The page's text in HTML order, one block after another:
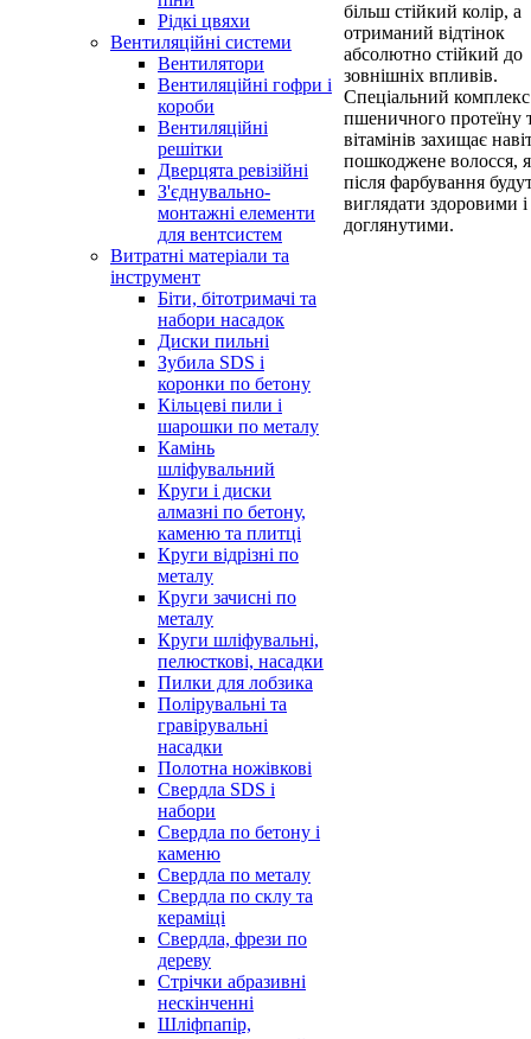
Рідкі цвяхи
Вентиляційні системи
Вентилятори
Вентиляційні гофри і
короби
Вентиляційні
решітки
Дверцята ревізійні
З'єднувально-
монтажні елементи
для вентсистем
Витратні матеріали та
інструмент
Біти, бітотримачі та
набори насадок
Диски пильні
Зубила SDS і
коронки по бетону
Кільцеві пили і
шарошки по металу
Камінь
шліфувальний
Круги і диски
алмазні по бетону,
каменю та плитці
Круги відрізні по
металу
Круги зачисні по
металу
Круги шліфувальні,
пелюсткові, насадки
Пилки для лобзика
Полірувальні та
гравірувальні
насадки
Полотна ножівкові
Свердла SDS і
набори
Свердла по бетону і
каменю
Свердла по металу
Свердла по склу та
кераміці
Свердла, фрези по
дереву
Стрічки абразивні
нескінченні
Шліфпапір,
більш стійкий колір, а
отриманий відтінок
абсолютно стійкий до
зовнішніх впливів.
Спеціальний комплекс
пшеничного протеїну
вітамінів захищає
пошкоджене волосся,
після фарбування
виглядати здоровими і
доглянутими.